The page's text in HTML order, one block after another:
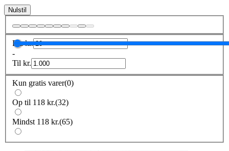
Nulstil
Frakr.
-
Til kr.
Kun gratis varer(0)
Op til 118 kr.(32)
Mindst 118 kr.(65)